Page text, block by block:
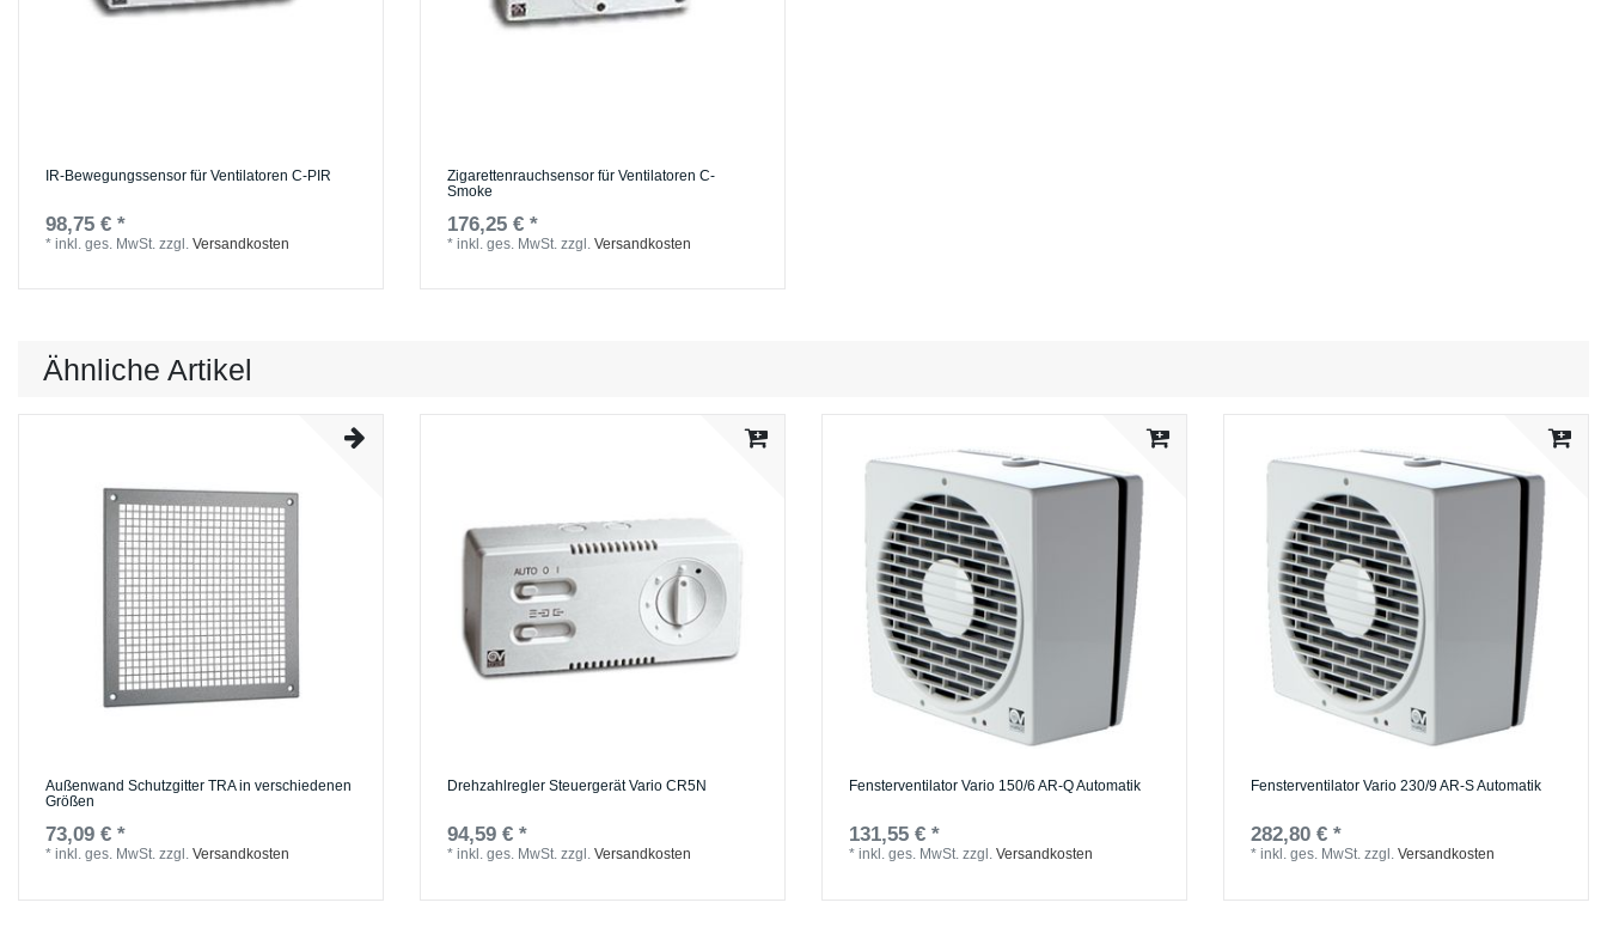
IR-Bewegungssensor für Ventilatoren C-PIR
98,75 € *
*inkl. ges. MwSt. zzgl.Versandkosten
Zigarettenrauchsensor für Ventilatoren C-
Smoke
176,25 € *
*inkl. ges. MwSt. zzgl.Versandkosten
Ähnliche Artikel
Außenwand Schutzgitter TRA in verschiedenen
Größen
73,09 € *
*inkl. ges. MwSt. zzgl.Versandkosten
Drehzahlregler Steuergerät Vario CR5N
94,59 € *
*inkl. ges. MwSt. zzgl.Versandkosten
Fensterventilator Vario 150/6 AR-Q Automatik
131,55 € *
*inkl. ges. MwSt. zzgl.Versandkosten
Fensterventilator Vario 230/9 AR-S Automatik
282,80 € *
*inkl. ges. MwSt. zzgl.Versandkosten